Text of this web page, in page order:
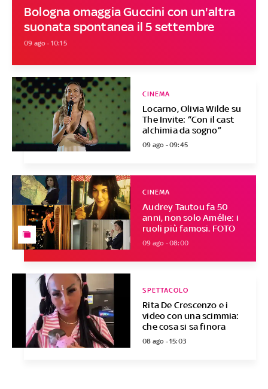
Bologna omaggia Guccini con un'altra
suonata spontanea il 5 settembre
09 ago - 10:15
Locarno, Olivia Wilde su
The Invite: “Con il cast
alchimia da sogno”
CINEMA
09 ago - 09:45
Audrey Tautou fa 50
anni, non solo Amélie: i
ruoli più famosi. FOTO
CINEMA
09 ago - 08:00
Rita De Crescenzo e i
video con una scimmia:
che cosa si sa finora
SPETTACOLO
08 ago - 15:03